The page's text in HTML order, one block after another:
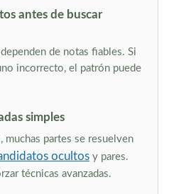
antes de buscar
de notas fiables. Si
incorrecto, el patrón puede
simples
muchas partes se resuelven
ocultos y pares.
técnicas avanzadas.